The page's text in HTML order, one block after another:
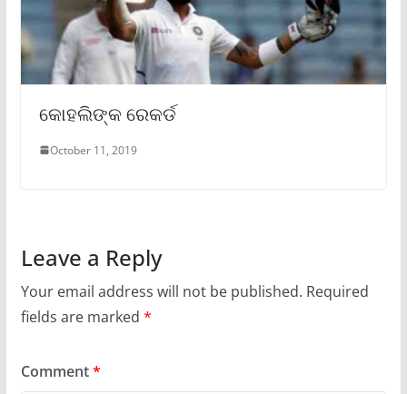
କୋହଲିଙ୍କ ରେକର୍ଡ
October 11, 2019
Leave a Reply
Your email address will not be published. Required
fields are marked *
Comment*